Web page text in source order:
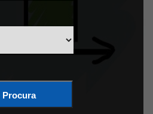
Procura